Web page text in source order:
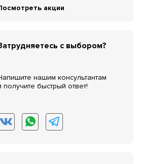
акции
с выбором?
нашим консультантам
получите быстрый ответ!